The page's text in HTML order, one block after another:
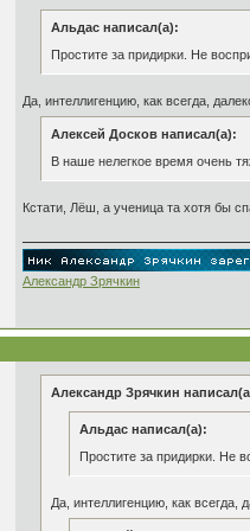
Альдас написал(а):
Простите за придирки. Не
Да, интеллигенцию, как всегда,
Алексей Досков написал(а):
В наше нелегкое время очень
Кстати, Лёш, а ученица та хотя бы
Александр Зрячкин
Александр Зрячкин
Альдас написал(а):
Простите за придирки. Не
Да, интеллигенцию, как всегда,